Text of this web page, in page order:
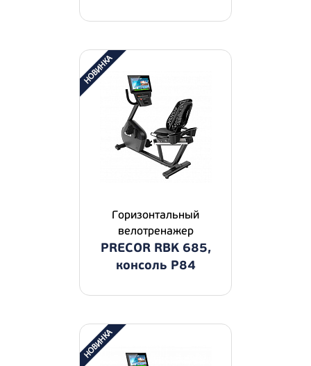
Горизонтальный
велотренажер
PRECOR RBK 685,
консоль P84